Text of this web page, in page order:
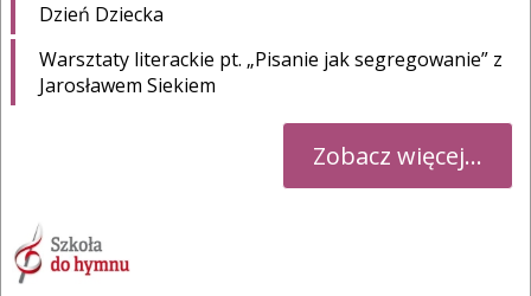
Dzień Dziecka
Warsztaty literackie pt. „Pisanie jak segregowanie” z
Jarosławem Siekiem
Zobacz więcej...